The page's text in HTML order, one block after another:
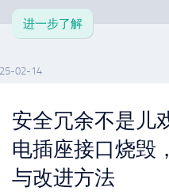
进一步了解
02-14
安全冗余不是儿
电插座接口烧毁
与改进方法